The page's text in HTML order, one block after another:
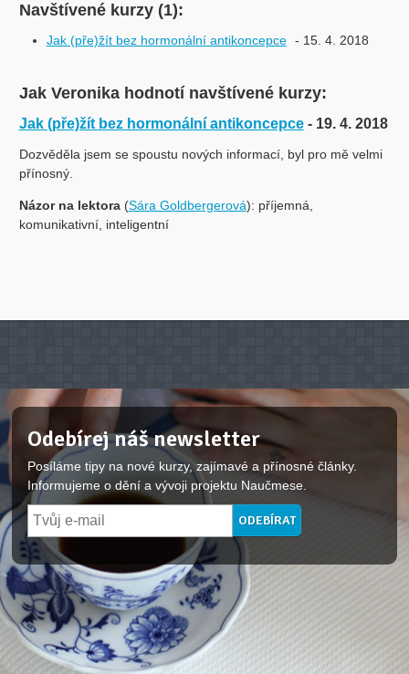
Navštívené kurzy (1):
Jak (pře)žít bez hormonální antikoncepce - 15. 4. 2018
Jak Veronika hodnotí navštívené kurzy:
Jak (pře)žít bez hormonální antikoncepce - 19. 4. 2018
Dozvěděla jsem se spoustu nových informací, byl pro mě velmi
přínosný.
Názor na lektora(Sára Goldbergerová): příjemná,
komunikativní, inteligentní
Odebírej náš newsletter
Posíláme tipy na nové kurzy, zajímavé a přínosné články.
Informujeme o dění a vývoji projektu Naučmese.